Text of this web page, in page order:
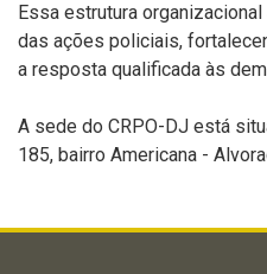
Essa estrutura
das ações policiais,
a resposta qualificada às
A sede do CRPO-DJ está
185, bairro Americana -